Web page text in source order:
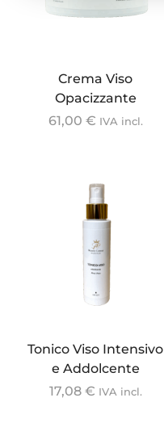
Crema Viso
Opacizzante
61,00 € IVA incl.
Tonico Viso Intensivo
e Addolcente
17,08 € IVA incl.